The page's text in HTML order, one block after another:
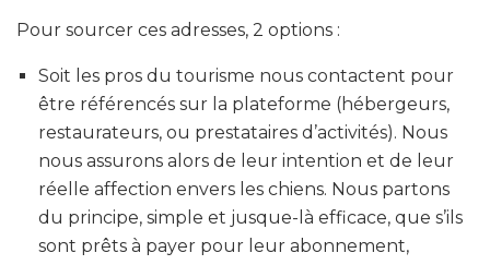
Pour sourcer ces adresses, 2 options :
Soit les pros du tourisme nous contactent pour
être référencés sur la plateforme (hébergeurs,
restaurateurs, ou prestataires d’activités). Nous
nous assurons alors de leur intention et de leur
réelle affection envers les chiens. Nous partons
du principe, simple et jusque-là efficace, que s’ils
sont prêts à payer pour leur abonnement,